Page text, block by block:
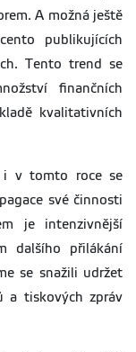
A možná ještě
publikujících
Tento trend se
finančních
kvalitativních
i v tomto roce se
své činnosti
je intenzivnější
dalšího přilákání
se snažili udržet
a tiskových zpráv